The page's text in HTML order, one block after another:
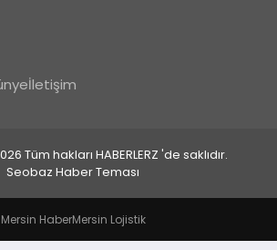
İletişim
Tüm hakları HABERLERZ 'de saklıdır.
Seobaz Haber Teması
Mersin HaberMersin Lojistik